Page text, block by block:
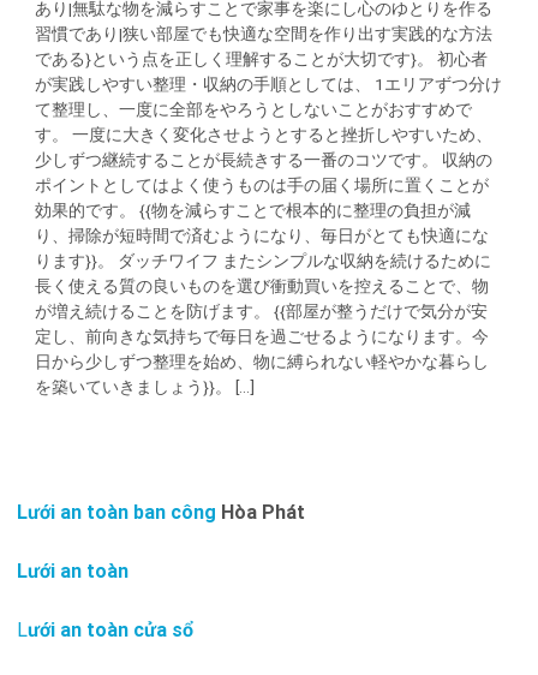
あり|無駄な物を減らすことで家事を楽にし心のゆとりを作る
習慣であり|狭い部屋でも快適な空間を作り出す実践的な方法
である}という点を正しく理解することが大切です}。 初心者
が実践しやすい整理・収納の手順としては、 1エリアずつ分け
て整理し、一度に全部をやろうとしないことがおすすめで
す。 一度に大きく変化させようとすると挫折しやすいため、
少しずつ継続することが長続きする一番のコツです。 収納の
ポイントとしてはよく使うものは手の届く場所に置くことが
効果的です。 {{物を減らすことで根本的に整理の負担が減
り、掃除が短時間で済むようになり、毎日がとても快適にな
ります}}。 ダッチワイフ またシンプルな収納を続けるために
長く使える質の良いものを選び衝動買いを控えることで、物
が増え続けることを防げます。 {{部屋が整うだけで気分が安
定し、前向きな気持ちで毎日を過ごせるようになります。今
日から少しずつ整理を始め、物に縛られない軽やかな暮らし
を築いていきましょう}}。 [...]
Lưới an toàn ban công Hòa Phát
Lưới an toàn
Lưới an toàn cửa sổ